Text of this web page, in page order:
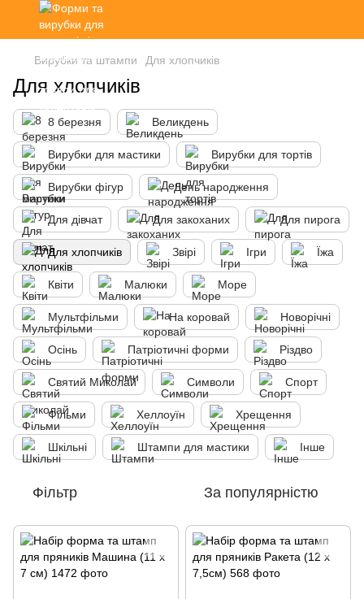
Вирубки та штампи Для хлопчиків
Для хлопчиків
8 березня Великдень
Вирубки для мастики Вирубки для тортів
Вирубки фігур День народження
Для дівчат Для закоханих Для пирога
Для хлопчиків Звірі Ігри Їжа
Квіти Малюки Море
Мультфільми На коровай Новорічні
Осінь Патріотичні форми Різдво
Святий Миколай Символи Спорт
Фільми Хеллоуїн Хрещення
Шкільні Штампи для мастики Інше
Фільтр За популярністю